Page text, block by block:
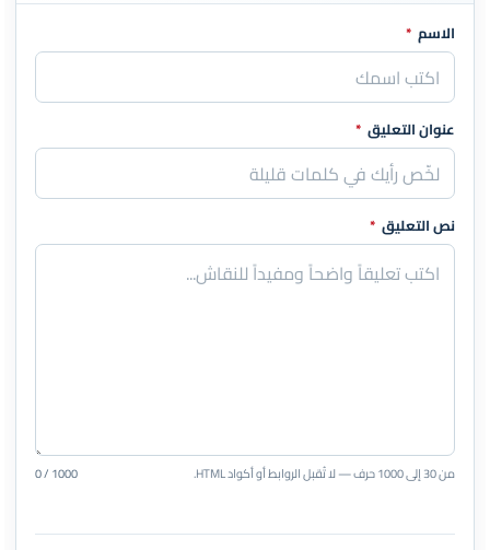
اترك هذا الحقل فارغاً
الاسم *
عنوان التعليق *
نص التعليق *
من 30 إلى 1000 حرف — لا تُقبل الروابط أو أكواد HTML. 0 / 1000